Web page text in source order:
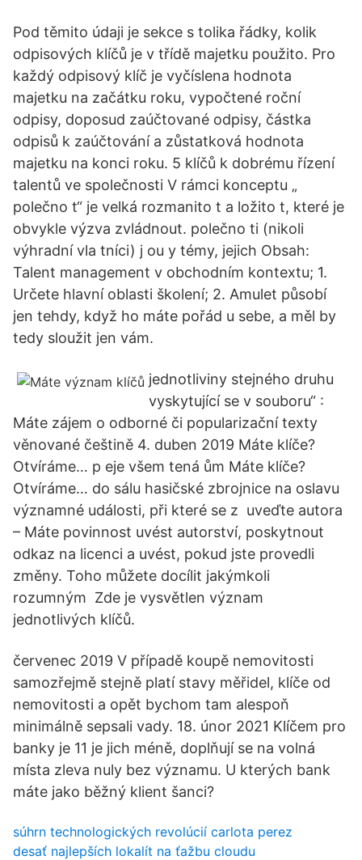
Pod těmito údaji je sekce s tolika řádky, kolik
odpisových klíčů je v třídě majetku použito. Pro
každý odpisový klíč je vyčíslena hodnota
majetku na začátku roku, vypočtené roční
odpisy, doposud zaúčtované odpisy, částka
odpisů k zaúčtování a zůstatková hodnota
majetku na konci roku. 5 klíčů k dobrému řízení
talentů ve společnosti V rámci konceptu „
polečno t“ je velká rozmanito t a ložito t, které je
obvykle výzva zvládnout. polečno ti (nikoli
výhradní vla tníci) j ou y témy, jejich Obsah:
Talent management v obchodním kontextu; 1.
Určete hlavní oblasti školení; 2. Amulet působí
jen tehdy, když ho máte pořád u sebe, a měl by
tedy sloužit jen vám.
jednotliviny stejného druhu
vyskytující se v souboru“ :
Máte zájem o odborné či popularizační texty
věnované češtině 4. duben 2019 Máte klíče?
Otvíráme… p eje všem tená ům Máte klíče?
Otvíráme… do sálu hasičské zbrojnice na oslavu
významné události, při které se z uveďte autora
– Máte povinnost uvést autorství, poskytnout
odkaz na licenci a uvést, pokud jste provedli
změny. Toho můžete docílit jakýmkoli
rozumným Zde je vysvětlen význam
jednotlivých klíčů.
červenec 2019 V případě koupě nemovitosti
samozřejmě stejně platí stavy měřidel, klíče od
nemovitosti a opět bychom tam alespoň
minimálně sepsali vady. 18. únor 2021 Klíčem pro
banky je 11 je jich méně, doplňují se na volná
místa zleva nuly bez významu. U kterých bank
máte jako běžný klient šanci?
súhrn technologických revolúcií carlota perez
desať najlepších lokalít na ťažbu cloudu